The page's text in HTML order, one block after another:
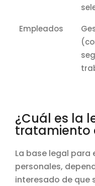
Empleados
¿Cuál es la
tratamiento
La base legal
personales,
interesado de que